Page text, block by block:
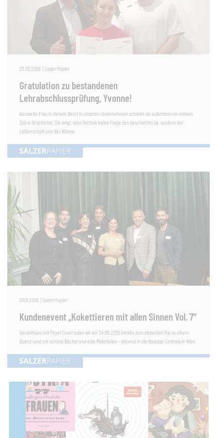
23.02.2026 | Salzer Papier
Gratulation zu bestandenen
Lehrabschlussprüfung, Yvonne!
Als zweite Frau in diesem Beruf in unserem Unternehmen schreibt sie außerdem ein kleines
Stück Geschichte. Sie zeigt, dass Technik keine Frage des Geschlechts ist, sondern der
Leidenschaft und des Willens
07.01.2026 | Salzer Papier
Kundenevent „Kokettieren mit allen Sinnen Vol. 7“
Gemeinsam mit Peyer Cover luden wir am 24.09.2025 bereits zum siebenten Mal zu einem
Abend rund um schöne Bücher und edle Materialien – diesmal in die Rosebar Centrala in Wien